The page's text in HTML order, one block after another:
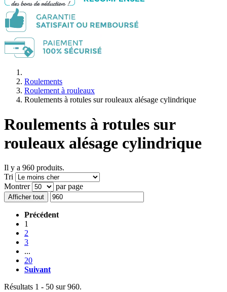
Roulements
Roulement à rouleaux
Roulements à rotules sur rouleaux alésage cylindrique
Roulements à rotules sur
rouleaux alésage cylindrique
Il y a 960 produits.
Tri
Montrer
par page
Afficher tout
Précédent
1
2
3
...
20
Suivant
Résultats 1 - 50 sur 960.